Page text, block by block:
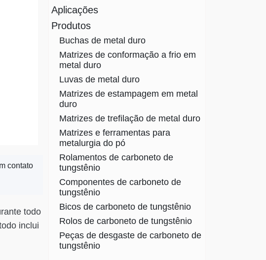
contato
todo
inclui
Aplicações
Produtos
Buchas de metal duro
Matrizes de conformação a frio em
metal duro
Luvas de metal duro
Matrizes de estampagem em metal
duro
Matrizes de trefilação de metal duro
Matrizes e ferramentas para
metalurgia do pó
Rolamentos de carboneto de
tungstênio
Componentes de carboneto de
tungstênio
Bicos de carboneto de tungstênio
Rolos de carboneto de tungstênio
Peças de desgaste de carboneto de
tungstênio